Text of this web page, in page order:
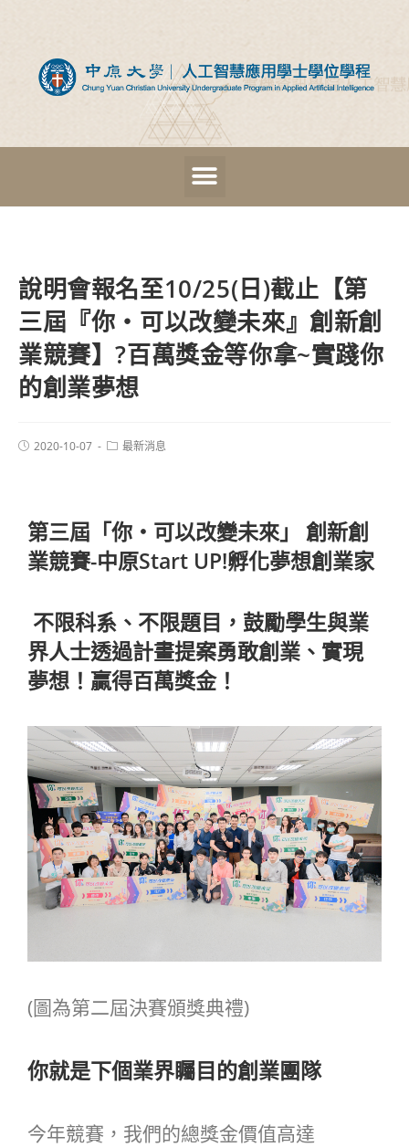
說明會報名至10/25(日)截止【第
三屆『你‧可以改變未來』創新創
業競賽】?‍百萬獎金等你拿~實踐你
的創業夢想
2020-10-07 最新消息
第三屆「你‧可以改變未來」 創新創
業競賽-中原Start UP!孵化夢想創業家
不限科系、不限題目，鼓勵學生與業
界人士透過計畫提案勇敢創業、實現
夢想！贏得百萬獎金！
(圖為第二屆決賽頒獎典禮)
你就是下個業界矚目的創業團隊
今年競賽，我們的總獎金價值高達